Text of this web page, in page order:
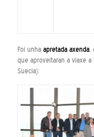
Foi unha apretada axenda,
que aproveitaran a viaxe
Suecia):